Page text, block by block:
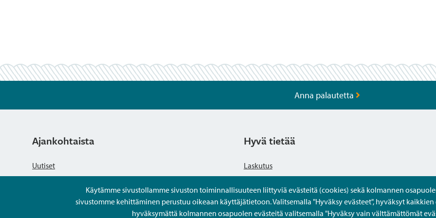
Käytämme sivustollamme sivuston toiminnallisuuteen liittyviä evästeitä (cookies) sekä kolmannen
sivustomme kehittäminen perustuu oikeaan käyttäjätietoon. Valitsemalla "Hyväksy evästeet", hyväksyt
hyväksymättä kolmannen osapuolen evästeitä valitsemalla "Hyväksy vain välttämättömät
Anna palautetta
Ajankohtaista
Uutiset
Hyvä tietää
Laskutus
Tietosuojaseloste